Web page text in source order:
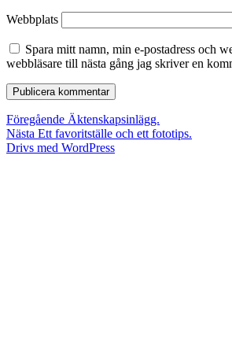
Webbplats
Spara mitt namn, min e-postadress och
webbläsare till nästa gång jag skriver en
Inläggsnavigering
Föregående Föregående
inlägg:
Äktenskapsinlägg.
Nästa Nästa
inlägg:
Ett favoritställe och ett fototips.
Drivs med WordPress